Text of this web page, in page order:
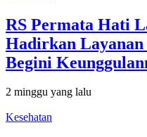
RS Permata Hati
Hadirkan Layanan
Begini
2 minggu yang lalu
Kesehatan